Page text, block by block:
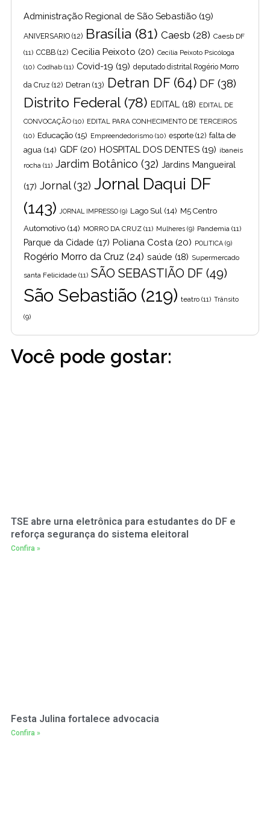
Administração Regional de São Sebastião (19)
ANIVERSARIO (12) Brasília (81) Caesb (28) Caesb DF
(11) CCBB (12) Cecilia Peixoto (20) Cecília Peixoto Psicóloga
(10) Codhab (11) Covid-19 (19) deputado distrital Rogério Morro
da Cruz (12) Detran (13) Detran DF(64) DF (38)
Distrito Federal(78) EDITAL (18) EDITAL DE
CONVOCAÇÃO (10) EDITAL PARA CONHECIMENTO DE TERCEIROS
(10) Educação (15) Empreendedorismo (10) esporte (12) falta de
agua (14) GDF (20) HOSPITAL DOS DENTES (19) ibaneis
rocha (11) Jardim Botânico (32) Jardins Mangueiral
(17) Jornal(32) Jornal Daqui DF
(143)
JORNAL IMPRESSO (9) Lago Sul (14) M5 Centro
Automotivo (14) MORRO DA CRUZ (11) Mulheres (9) Pandemia (11)
Parque da Cidade (17) Poliana Costa (20) POLITICA (9)
Rogério Morro da Cruz (24) saúde (18) Supermercado
santa Felicidade (11) SÃO SEBASTIÃO DF (49)
São Sebastião (219) teatro (11) Trânsito
(9)
Você pode gostar:
TSE abre urna eletrônica para estudantes do DF e
reforça segurança do sistema eleitoral
Confira »
Festa Julina fortalece advocacia
Confira »